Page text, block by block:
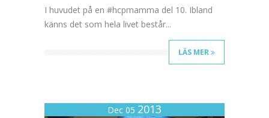
I huvudet på en #hcpmamma del 10. Ibland
känns det som hela livet består...
LÄS MER
Dec 05 2013